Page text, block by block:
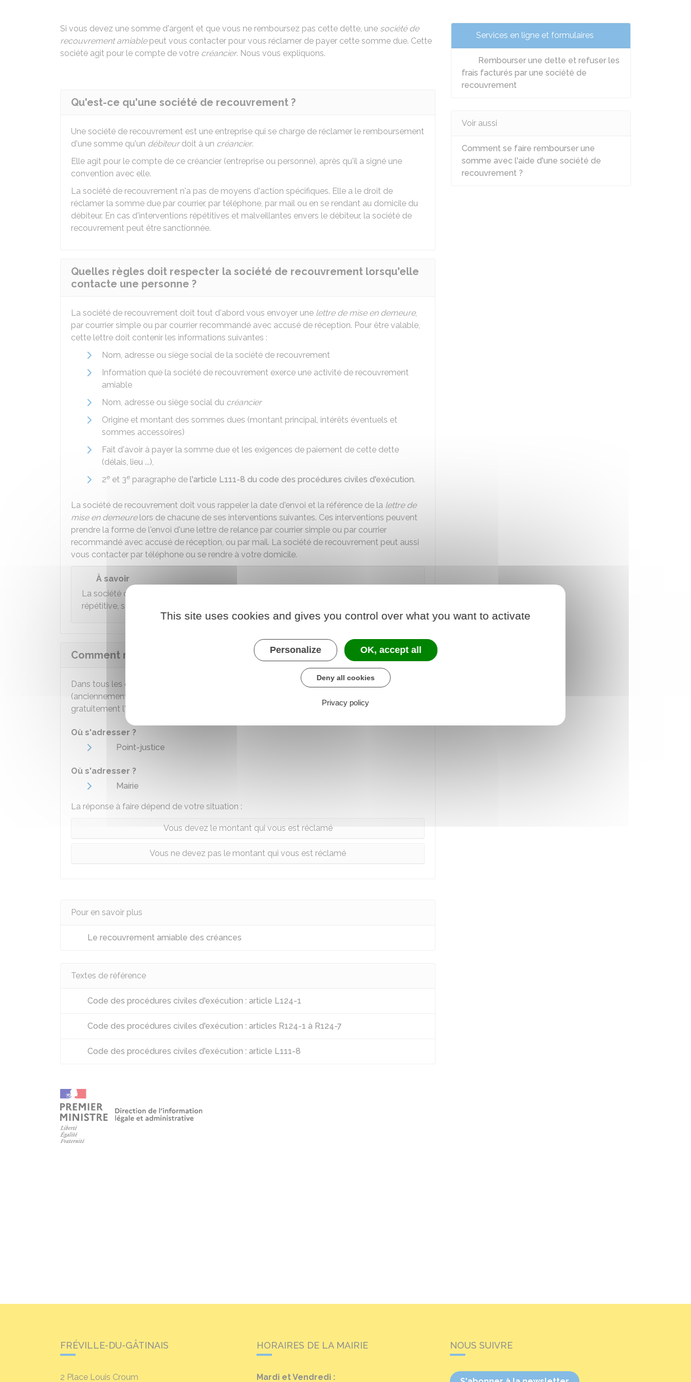
Si vous devez une somme d'argent et que vous ne remboursez pas cette dette, une société de
recouvrement amiable peut vous contacter pour vous réclamer de payer cette somme due. Cette
société agit pour le compte de votre créancier. Nous vous expliquons.
Qu'est-ce qu'une société de recouvrement ?
Une société de recouvrement est une entreprise qui se charge de réclamer le remboursement
d'une somme qu'un débiteurdoit à un créancier.
Elle agit pour le compte de ce créancier (entreprise ou personne), après qu'il a signé une
convention avec elle.
La société de recouvrement n'a pas de moyens d'action spécifiques. Elle a le droit de
réclamer la somme due par courrier, par téléphone, par mail ou en se rendant au domicile du
débiteur. En cas d'interventions répétitives et malveillantes envers le débiteur, la société de
recouvrement peut être sanctionnée.
Quelles règles doit respecter la société de recouvrement lorsqu'elle
contacte une personne ?
La société de recouvrement doit tout d'abord vous envoyer une lettre de mise en demeure,
par courrier simple ou par courrier recommandé avec accusé de réception. Pour être valable,
cette lettre doit contenir les informations suivantes :
Nom, adresse ou siège social de la société de recouvrement
Information que la société de recouvrement exerce une activité de recouvrement
amiable
Nom, adresse ou siège social du créancier
Origine et montant des sommes dues (montant principal, intérêts éventuels et
sommes accessoires)
Fait d'avoir à payer la somme due et les exigences de paiement de cette dette
(délais, lieu ...),
2e et 3e paragraphe de l'article L111-8 du code des procédures civiles d'exécution.
La société de recouvrement doit vous rappeler la date d'envoi et la référence de la lettre de
mise en demeurelors de chacune de ses interventions suivantes. Ces interventions peuvent
prendre la forme de l'envoi d'une lettre de relance par courrier simple ou par courrier
recommandé avec accusé de réception, ou par mail. La société de recouvrement peut aussi
vous contacter par téléphone ou se rendre à votre domicile.
À savoir
La société de recouvrement a interdiction d'intervenir de façon malveillante et
répétitive, sous peine de sanction.
Comment répondre à la société de recouvrement ?
Dans tous les cas, vous pouvez demander l'aide d'un ou d'uncommissaire de justice
(anciennement
gratuitement l'un de ces professionnels dans un
, ou en mairie.
Où s'adresser ?
Point-justice
Où s'adresser ?
Mairie
La réponse à faire dépend de votre situation :
Vous devez le montant qui vous est réclamé
Vous ne devez pas le montant qui vous est réclamé
Pour en savoir plus
Le recouvrement amiable des créances
Textes de référence
Code des procédures civiles d'exécution : article L124-1
Code des procédures civiles d'exécution : articles R124-1 à R124-7
Code des procédures civiles d'exécution : article L111-8
Services en ligne et formulaires
Rembourser une dette et refuser les
frais facturés par une société de
recouvrement
Voir aussi
Comment se faire rembourser une
somme avec l'aide d'une société de
recouvrement ?
FRÉVILLE-DU-GÂTINAIS
2 Place Louis Croum
HORAIRES DE LA MAIRIE
Mardi et Vendredi :
NOUS SUIVRE
This site uses cookies and gives you control over what you want to activate
Personalize OK, accept all
Deny all cookies
Privacy policy